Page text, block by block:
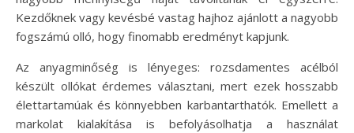
Kezdőknek vagy kevésbé vastag hajhoz ajánlott a nagyobb
fogszámú olló, hogy finomabb eredményt kapjunk.
Az anyagminőség is lényeges: rozsdamentes acélból
készült ollókat érdemes választani, mert ezek hosszabb
élettartamúak és könnyebben karbantarthatók. Emellett a
markolat kialakítása is befolyásolhatja a használat